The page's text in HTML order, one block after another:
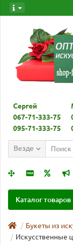
Сергей
067-71-333-75
095-71-333-75
Везде
Каталог товаров
Букеты из
Искусственные